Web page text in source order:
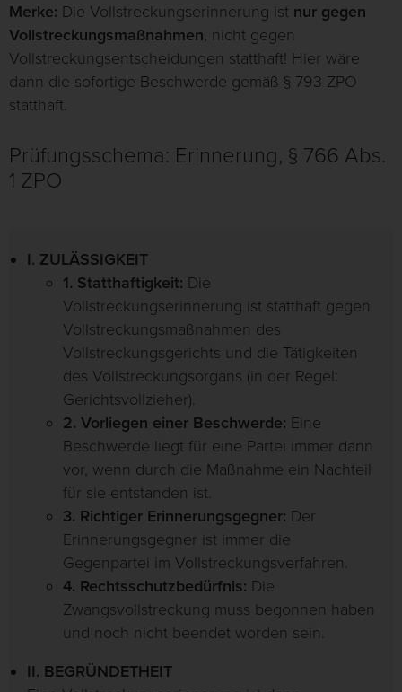
Merke: Die Vollstreckungserinnerung ist nur gegen
Vollstreckungsmaßnahmen, nicht gegen
Vollstreckungsentscheidungen statthaft! Hier wäre
dann die sofortige Beschwerde gemäß § 793 ZPO
statthaft.
Prüfungsschema: Erinnerung, § 766 Abs.
1 ZPO
I. ZULÄSSIGKEIT
1. Statthaftigkeit: Die
Vollstreckungserinnerung ist statthaft gegen
Vollstreckungsmaßnahmen des
Vollstreckungsgerichts und die Tätigkeiten
des Vollstreckungsorgans (in der Regel:
Gerichtsvollzieher).
2. Vorliegen einer Beschwerde: Eine
Beschwerde liegt für eine Partei immer dann
vor, wenn durch die Maßnahme ein Nachteil
für sie entstanden ist.
3. Richtiger Erinnerungsgegner: Der
Erinnerungsgegner ist immer die
Gegenpartei im Vollstreckungsverfahren.
4. Rechtsschutzbedürfnis: Die
Zwangsvollstreckung muss begonnen haben
und noch nicht beendet worden sein.
II. BEGRÜNDETHEIT